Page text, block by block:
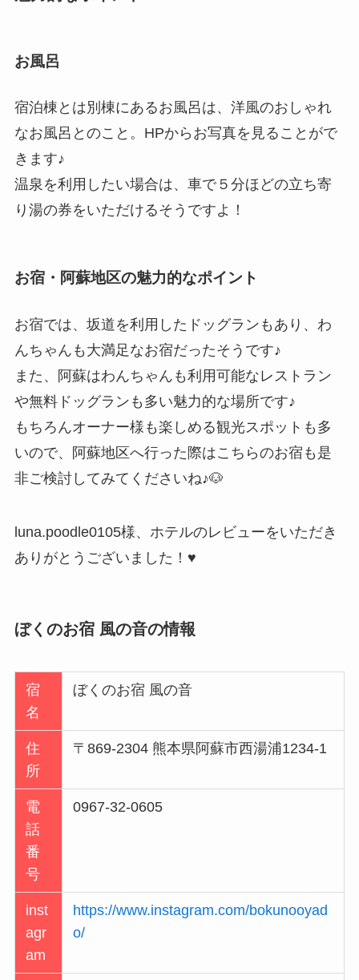
お風呂
宿泊棟とは別棟にあるお風呂は、洋風のおしゃれ
なお風呂とのこと。HPからお写真を見ることがで
きます♪
温泉を利用したい場合は、車で５分ほどの立ち寄
り湯の券をいただけるそうですよ！
お宿・阿蘇地区の魅力的なポイント
お宿では、坂道を利用したドッグランもあり、わ
んちゃんも大満足なお宿だったそうです♪
また、阿蘇はわんちゃんも利用可能なレストラン
や無料ドッグランも多い魅力的な場所です♪
もちろんオーナー様も楽しめる観光スポットも多
いので、阿蘇地区へ行った際はこちらのお宿も是
非ご検討してみてくださいね♪🐶
luna.poodle0105様、ホテルのレビューをいただき
ありがとうございました！♥
ぼくのお宿 風の音の情報
宿
名
ぼくのお宿 風の音
住
所
〒869-2304 熊本県阿蘇市西湯浦1234-1
電
話
番
号
0967-32-0605
inst
agr
am
https://www.instagram.com/bokunooyad
o/